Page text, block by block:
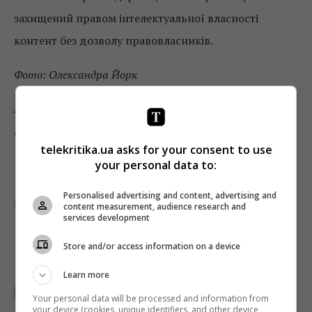
захищений правом інтелектуальної власності
контент без дозволу правовласників.
Фото: Олександра Йорк
Підписуйтесь на «Телекритику» у
та
Поділитись: Facebook Twitter 0
TELEKRITIKA
telekritika.ua asks for your consent to use
your personal data to:
Personalised advertising and content, advertising and
content measurement, audience research and
services development
Store and/or access information on a device
Learn more
Your personal data will be processed and information from
your device (cookies, unique identifiers, and other device